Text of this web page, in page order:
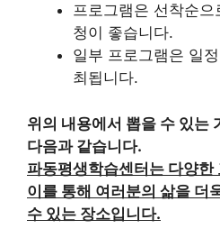
프로그램은 선착순
청이 좋습니다.
일부 프로그램은 일
최됩니다.
위의 내용에서 뽑을 수 있는
다음과 같습니다.
파동평생학습센터는 다양한
이를 통해 여러분의 삶을 더
수 있는 장소입니다.